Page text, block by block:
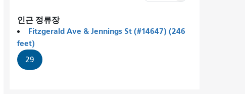
인근 정류장
Fitzgerald Ave & Jennings St (#14647) (246
feet)
29